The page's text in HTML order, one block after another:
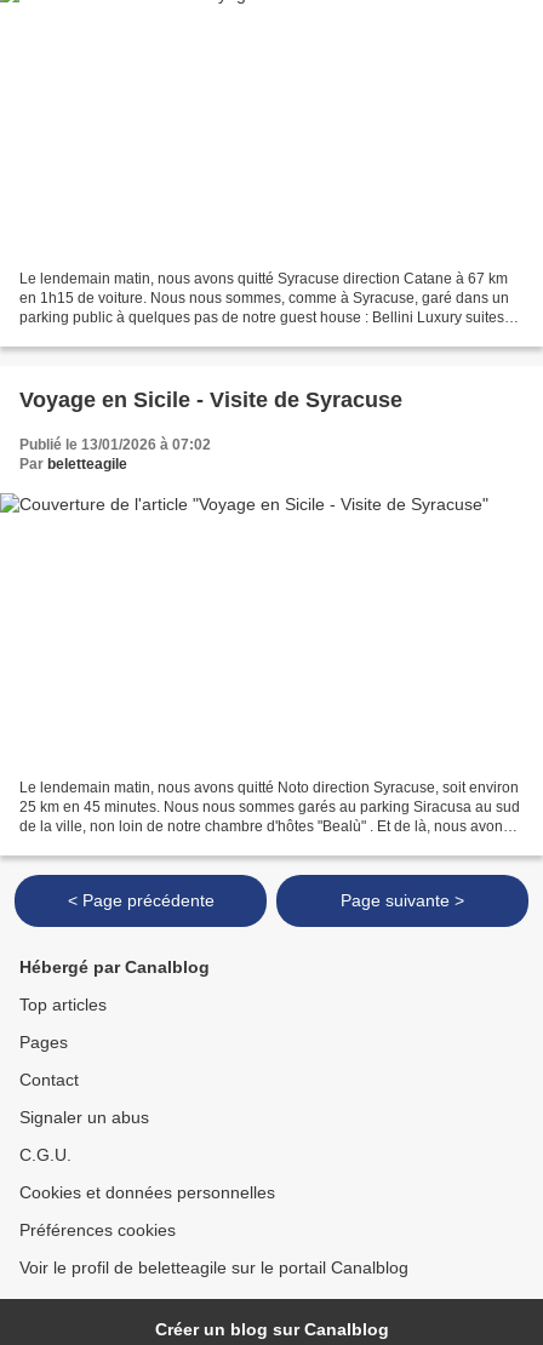
Le lendemain matin, nous avons quitté Syracuse direction Catane à 67 km
en 1h15 de voiture. Nous nous sommes, comme à Syracuse, garé dans un
parking public à quelques pas de notre guest house : Bellini Luxury suites
Voyage en Sicile - Visite de Syracuse
Publié le 13/01/2026 à 07:02
Par beletteagile
Le lendemain matin, nous avons quitté Noto direction Syracuse, soit environ
25 km en 45 minutes. Nous nous sommes garés au parking Siracusa au sud
de la ville, non loin de notre chambre d'hôtes "Bealù" . Et de là, nous avons
< Page précédente Page suivante >
Hébergé par Canalblog
Top articles
Pages
Contact
Signaler un abus
C.G.U.
Cookies et données personnelles
Préférences cookies
Voir le profil de beletteagile sur le portail Canalblog
Créer un blog sur Canalblog